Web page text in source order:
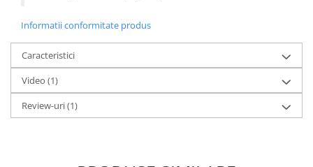
Informatii conformitate produs
Caracteristici
Video (1)
Review-uri(1)